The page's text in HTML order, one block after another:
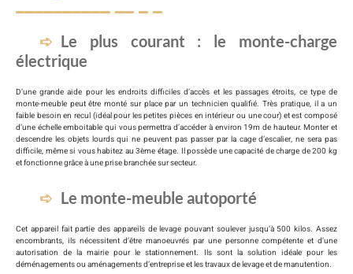
Le plus courant : le monte-charge
électrique
D’une grande aide pour les endroits difficiles d’accès et les passages étroits, ce type de
monte-meuble peut être monté sur place par un technicien qualifié. Très pratique, il a un
faible besoin en recul (idéal pour les petites pièces en intérieur ou une cour) et est composé
d’une échelle emboitable qui vous permettra d’accéder à environ 19m de hauteur. Monter et
descendre les objets lourds qui ne peuvent pas passer par la cage d’escalier, ne sera pas
difficile, même si vous habitez au 3ème étage. Il possède une capacité de charge de 200 kg
et fonctionne grâce à une prise branchée sur secteur.
Le monte-meuble autoporté
Cet appareil fait partie des appareils de levage pouvant soulever jusqu’à 500 kilos. Assez
encombrants, ils nécessitent d’être manoeuvrés par une personne compétente et d’une
autorisation de la mairie pour le stationnement. Ils sont la solution idéale pour les
déménagements ou aménagements d’entreprise et les travaux de levage et de manutention.